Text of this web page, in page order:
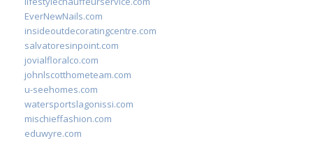
EverNewNails.com
insideoutdecoratingcentre.com
salvatoresinpoint.com
jovialfloralco.com
johnlscotthometeam.com
u-seehomes.com
watersportslagonissi.com
mischieffashion.com
eduwyre.com